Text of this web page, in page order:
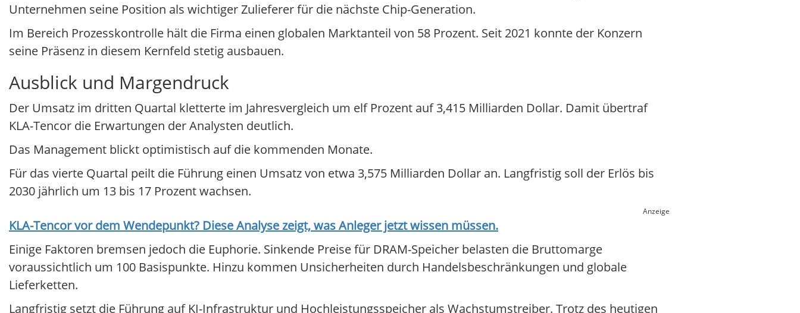
Unternehmen seine Position als wichtiger Zulieferer für die nächste Chip-Generation.
Im Bereich Prozesskontrolle hält die Firma einen globalen Marktanteil von 58 Prozent. Seit 2021 konnte der Konzern
seine Präsenz in diesem Kernfeld stetig ausbauen.
Ausblick und Margendruck
Der Umsatz im dritten Quartal kletterte im Jahresvergleich um elf Prozent auf 3,415 Milliarden Dollar. Damit übertraf
KLA-Tencor die Erwartungen der Analysten deutlich.
Das Management blickt optimistisch auf die kommenden Monate.
Für das vierte Quartal peilt die Führung einen Umsatz von etwa 3,575 Milliarden Dollar an. Langfristig soll der Erlös bis
2030 jährlich um 13 bis 17 Prozent wachsen.
Anzeige
KLA-Tencorvor dem Wendepunkt? Diese Analyse zeigt, was Anleger jetzt wissen müssen.
Einige Faktoren bremsen jedoch die Euphorie. Sinkende Preise für DRAM-Speicher belasten die Bruttomarge
voraussichtlich um 100 Basispunkte. Hinzu kommen Unsicherheiten durch Handelsbeschränkungen und globale
Lieferketten.
Langfristig setzt die Führung auf KI-Infrastruktur und Hochleistungsspeicher als Wachstumstreiber. Trotz des heutigen